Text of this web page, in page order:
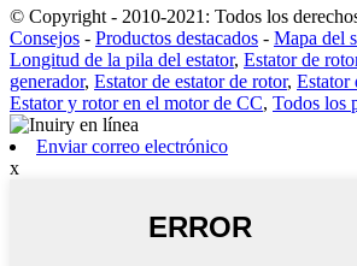
© Copyright - 2010-2021: Todos los
Consejos - Productos destacados - Mapa del
Longitud de la pila del estator, Estator de
generador, Estator de estator de rotor, Estator
Estator y rotor en el motor de CC, Todos los
Enviar correo electrónico
x